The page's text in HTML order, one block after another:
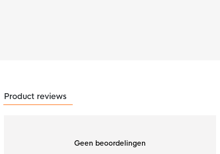
Product reviews
Geen beoordelingen